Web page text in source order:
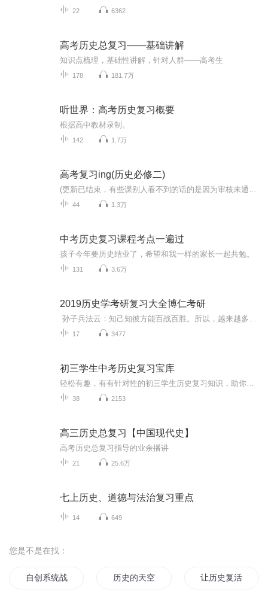
22 6362
高考历史总复习——基础讲解
知识点梳理，基础性讲解，针对人群——高考生
178 181.7万
听世界：高考历史复习概要
根据高中教材录制。
142 1.7万
高考复习ing(历史必修二)
44 1.3万
中考历史复习课程考点一遍过
孩子今年要历史结业了，希望和我一样的家长一起共勉。
131 3.6万
2019历史学考研复习大全博仁考研
17 3477
初三学生中考历史复习宝库
38 2153
高三历史总复习【中国现代史】
高考历史总复习指导的业余播讲
21 25.6万
七上历史、道德与法治复习重点
14 649
您是不是在找：
自创系统战历史 历史的天空 让历史复活